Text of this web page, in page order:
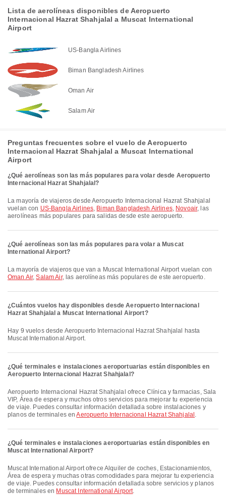
Lista de aerolíneas disponibles de Aeropuerto
Internacional Hazrat Shahjalal a Muscat International
Airport
US-Bangla Airlines
Biman Bangladesh Airlines
Oman Air
Salam Air
Preguntas frecuentes sobre el vuelo de Aeropuerto
Internacional Hazrat Shahjalal a Muscat International
Airport
¿Qué aerolíneas son las más populares para volar desde Aeropuerto
Internacional Hazrat Shahjalal?
La mayoría de viajeros desde Aeropuerto Internacional Hazrat Shahjalal
vuelan con US-Bangla Airlines, Biman Bangladesh Airlines, Novoair, las
aerolíneas más populares para salidas desde este aeropuerto.
¿Qué aerolíneas son las más populares para volar a Muscat
International Airport?
La mayoría de viajeros que van a Muscat International Airport vuelan con
Oman Air,Salam Air, las aerolíneas más populares de este aeropuerto.
¿Cuántos vuelos hay disponibles desde Aeropuerto Internacional
Hazrat Shahjalal a Muscat International Airport?
Hay 9 vuelos desde Aeropuerto Internacional Hazrat Shahjalal hasta
Muscat International Airport.
¿Qué terminales e instalaciones aeroportuarias están disponibles en
Aeropuerto Internacional Hazrat Shahjalal?
Aeropuerto Internacional Hazrat Shahjalal ofrece Clínica y farmacias, Sala
VIP, Área de espera y muchos otros servicios para mejorar tu experiencia
de viaje. Puedes consultar información detallada sobre instalaciones y
planos de terminales enAeropuerto Internacional Hazrat Shahjalal .
¿Qué terminales e instalaciones aeroportuarias están disponibles en
Muscat International Airport?
Muscat International Airport ofrece Alquiler de coches, Estacionamientos,
Área de espera y muchas otras comodidades para mejorar tu experiencia
de viaje. Puedes consultar información detallada sobre servicios y planos
de terminales en Muscat International Airport.